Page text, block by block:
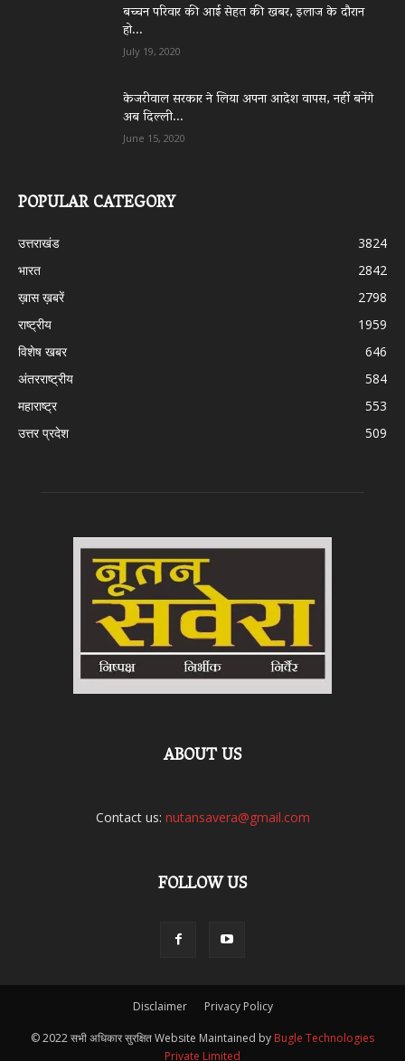
बच्चन परिवार की आई सेहत की खबर, इलाज के दौरान
हो...
July 19, 2020
केजरीवाल सरकार ने लिया अपना आदेश वापस, नहीं बनेंगे
अब दिल्ली...
June 15, 2020
POPULAR CATEGORY
उत्तराखंड
3824
भारत
2842
ख़ास ख़बरें
2798
राष्ट्रीय
1959
विशेष खबर
646
अंतरराष्ट्रीय
584
महाराष्ट्र
553
उत्तर प्रदेश
509
ABOUT US
Contact us: nutansavera@gmail.com
FOLLOW US
Disclaimer Privacy Policy
© 2022 सभी अधिकार सुरक्षित Website Maintained by Bugle Technologies
Private Limited